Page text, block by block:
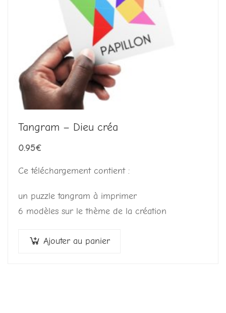
Tangram – Dieu créa
0.95€
Ce téléchargement contient :
un puzzle tangram à imprimer
6 modèles sur le thème de la création
Ajouter au panier